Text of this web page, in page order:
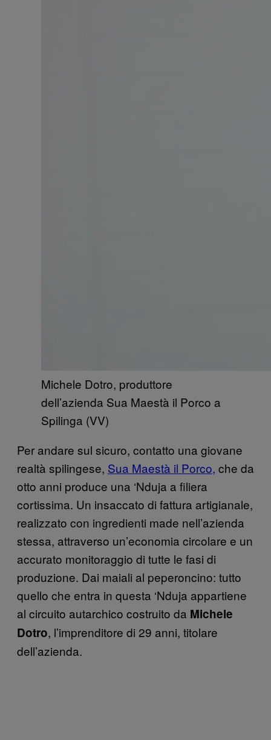
Michele Dotro, produttore
dell’azienda Sua Maestà il Porco a
Spilinga (VV)
Per andare sul sicuro, contatto una giovane
realtà spilingese, Sua Maestà il Porco, che da
otto anni produce una ‘Nduja a filiera
cortissima. Un insaccato di fattura artigianale,
realizzato con ingredienti made nell’azienda
stessa, attraverso un’economia circolare e un
accurato monitoraggio di tutte le fasi di
produzione. Dai maiali al peperoncino: tutto
quello che entra in questa ‘Nduja appartiene
al circuito autarchico costruito da Michele
Dotro, l’imprenditore di 29 anni, titolare
dell’azienda.